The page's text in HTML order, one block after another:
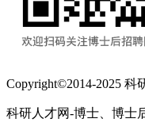
Copyright©2014-2025 科
科研人才网-博士、博士